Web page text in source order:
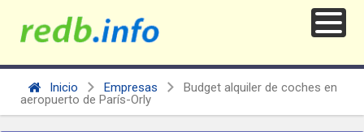
Inicio Empresas
Budget alquiler de coches en
aeropuerto de París-Orly